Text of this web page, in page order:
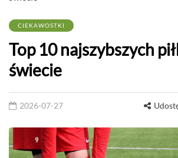
CIEKAWOSTKI
Top 10 najszybszych
świecie
2026-07-27